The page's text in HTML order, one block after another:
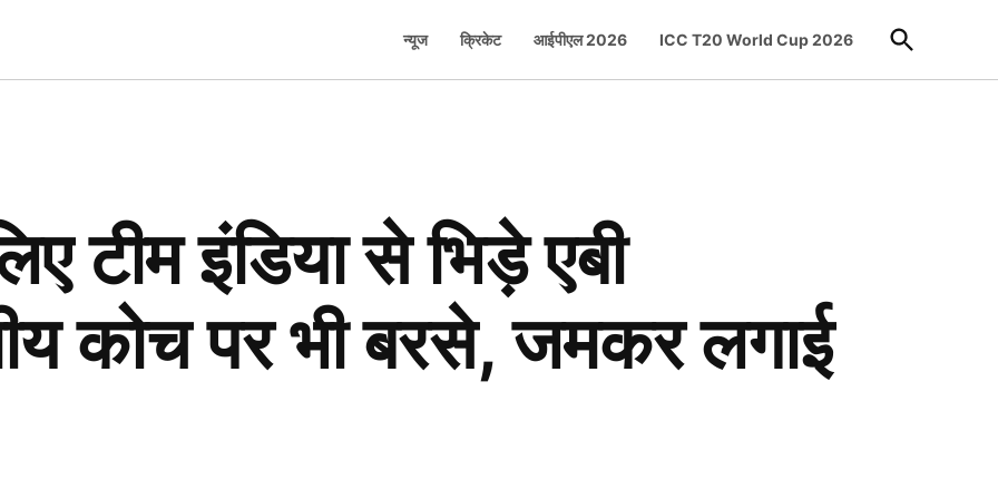
न्यूज क्रिकेट आईपीएल 2026 ICC T20 World Cup 2026
Open
Search
टीम इंडिया से भिड़े एबी
कोच पर भी बरसे, जमकर लगाई